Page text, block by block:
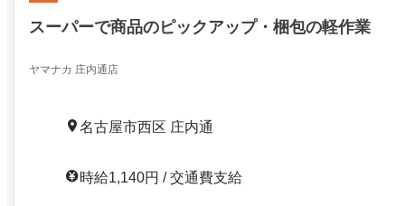
スーパーで商品のピックアップ・梱包の軽作業
ヤマナカ 庄内通店
名古屋市西区 庄内通
時給1,140円 / 交通費支給